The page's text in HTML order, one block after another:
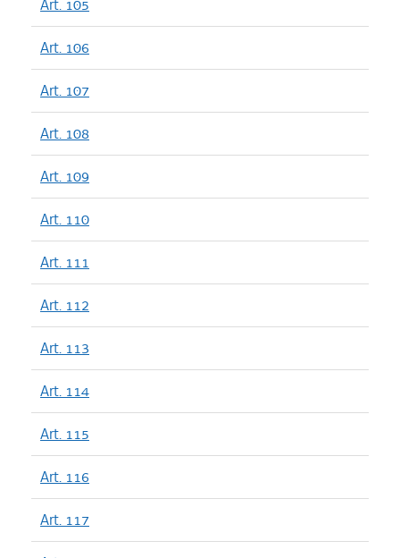
Art. 105
Art. 106
Art. 107
Art. 108
Art. 109
Art. 110
Art. 111
Art. 112
Art. 113
Art. 114
Art. 115
Art. 116
Art. 117